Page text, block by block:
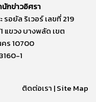
กข่าวอิศรา
รอยัล ริเวอร์ เลขที่ 219
ขวง บางพลัด เขต
ร 10700
1
ติดต่อเรา |Site Map